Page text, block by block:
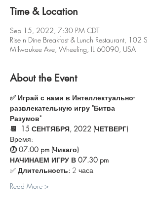
Time & Location
Sep 15, 2022, 7:30 PM CDT
Rise n Dine Breakfast & Lunch Restaurant, 102 S
Milwaukee Ave, Wheeling, IL 60090, USA
About the Event
✅ Играй с нами в Интеллектуально-
развлекательную игру "Битва
Разумов"
📆  15 СЕНТЯБРЯ, 2022 (ЧЕТВЕРГ)
Время:
🕖 07.00 pm (Чикаго)
НАЧИНАЕМ ИГРУ В 07.30 pm
✅ Длительность: 2 часа
Read More >